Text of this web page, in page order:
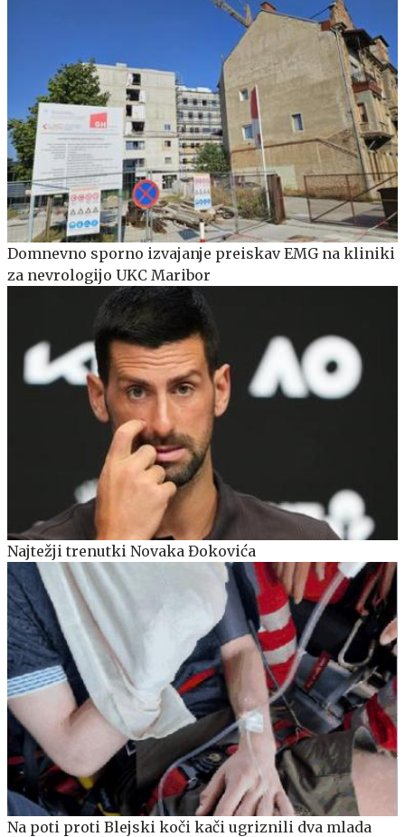
Domnevno sporno izvajanje preiskav EMG na kliniki
za nevrologijo UKC Maribor
Najtežji trenutki Novaka Đokovića
Na poti proti Blejski koči kači ugriznili dva mlada